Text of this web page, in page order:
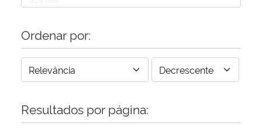
Gabinete de Segurança Institucional
Advocacia-Geral da União
Banco Central do Brasil
Ordenar por:
Resultados por página: